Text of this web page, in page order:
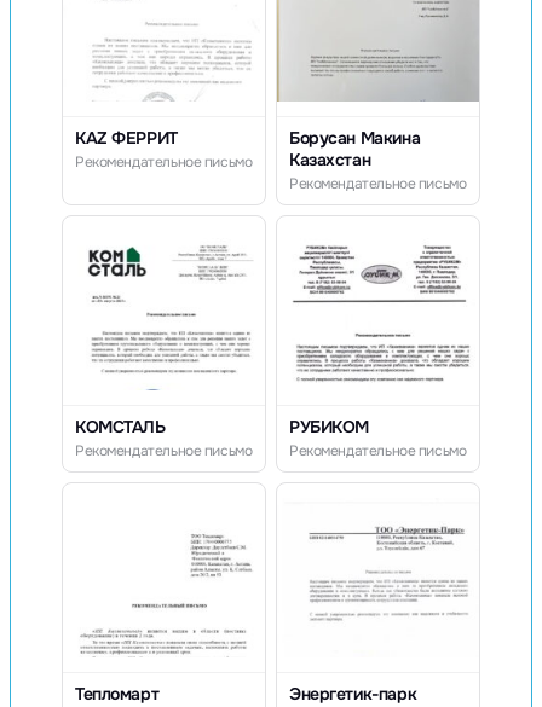
KAZ ФЕРРИТ
Рекомендательное письмо
Борусан Макина
Казахстан
Рекомендательное письмо
КОМСТАЛЬ
Рекомендательное письмо
РУБИКОМ
Рекомендательное письмо
Тепломарт Энергетик-парк